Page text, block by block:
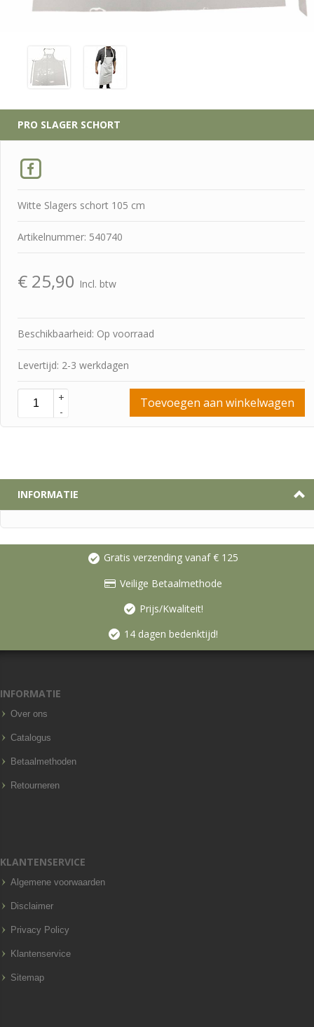
PRO SLAGER SCHORT
Witte Slagers schort 105 cm
Artikelnummer: 540740
€ 25,90 Incl. btw
Beschikbaarheid: Op voorraad
Levertijd: 2-3 werkdagen
+
-
Toevoegen aan winkelwagen
INFORMATIE
Gratis verzending vanaf € 125
Veilige Betaalmethode
Prijs/Kwaliteit!
14 dagen bedenktijd!
INFORMATIE
Over ons
Catalogus
Betaalmethoden
Retourneren
KLANTENSERVICE
Algemene voorwaarden
Disclaimer
Privacy Policy
Klantenservice
Sitemap